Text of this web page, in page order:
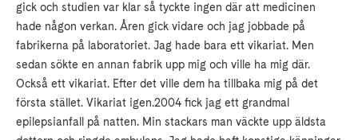
gick och studien var klar så tyckte ingen där att medicinen
hade någon verkan. Åren gick vidare och jag jobbade på
fabrikerna på laboratoriet. Jag hade bara ett vikariat. Men
sedan sökte en annan fabrik upp mig och ville ha mig där.
Också ett vikariat. Efter det ville dem ha tillbaka mig på det
första stället. Vikariat igen.2004 fick jag ett grandmal
epilepsianfall på natten. Min stackars man väckte upp äldsta